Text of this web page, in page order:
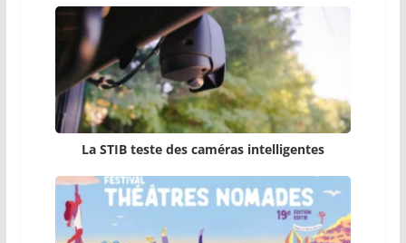
La STIB teste des caméras intelligentes